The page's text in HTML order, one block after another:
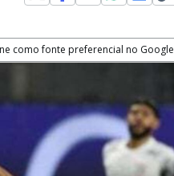
como fonte preferencial no Google